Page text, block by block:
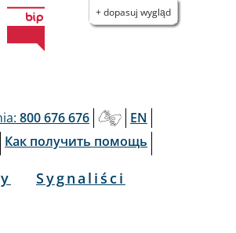
+ dopasuj wygląd
800 676 676
EN
Как получить помощь
Sygnaliści